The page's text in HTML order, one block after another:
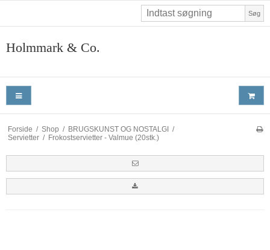
Søg
Holmmark & Co.
Forside / Shop / BRUGSKUNST OG NOSTALGI /
Servietter / Frokostservietter - Valmue (20stk.)